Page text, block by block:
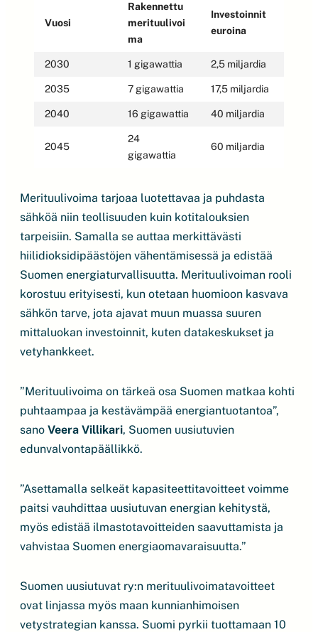
Vuosi
Rakennettu
merituulivoi
ma
Investoinnit
euroina
2030 1 gigawattia 2,5 miljardia
2035 7 gigawattia 17,5 miljardia
2040 16 gigawattia 40 miljardia
2045
24
gigawattia
60 miljardia
Merituulivoima tarjoaa luotettavaa ja puhdasta
sähköä niin teollisuuden kuin kotitalouksien
tarpeisiin. Samalla se auttaa merkittävästi
hiilidioksidipäästöjen vähentämisessä ja edistää
Suomen energiaturvallisuutta. Merituulivoiman rooli
korostuu erityisesti, kun otetaan huomioon kasvava
sähkön tarve, jota ajavat muun muassa suuren
mittaluokan investoinnit, kuten datakeskukset ja
vetyhankkeet.
”Merituulivoima on tärkeä osa Suomen matkaa kohti
puhtaampaa ja kestävämpää energiantuotantoa”,
sano Veera Villikari, Suomen uusiutuvien
edunvalvontapäällikkö.
”Asettamalla selkeät kapasiteettitavoitteet voimme
paitsi vauhdittaa uusiutuvan energian kehitystä,
myös edistää ilmastotavoitteiden saavuttamista ja
vahvistaa Suomen energiaomavaraisuutta.”
Suomen uusiutuvat ry:n merituulivoimatavoitteet
ovat linjassa myös maan kunnianhimoisen
vetystrategian kanssa. Suomi pyrkii tuottamaan 10